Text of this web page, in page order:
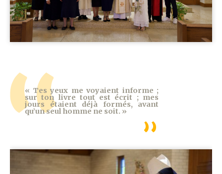
« Tes yeux me voyaient informe ;
sur ton livre tout est écrit ; mes
jours étaient déjà formés, avant
qu’un seul homme ne soit. »